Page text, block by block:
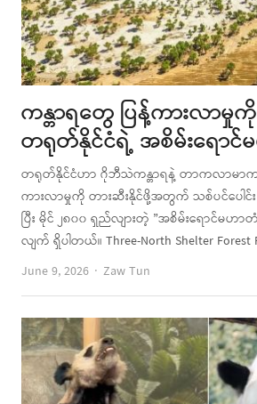
ကန္တာရတွေ ပြန့်ကားလာ
တရုတ်နိုင်ငံရဲ့ အစိမ်းရောင်
တရုတ်နိုင်ငံဟာ ဂိုဘီသဲကန္တာရနဲ့ တာကလာမာက
ကားလာမှုကို တားဆီးနိုင်ဖို့အတွက် သစ်ပင်ပေါင်း ၁
ပြီး မိုင် ၂၈၀၀ ရှည်လျားတဲ့ ”အစိမ်းရောင်မဟ
လျက် ရှိပါတယ်။ Three-North Shelter
June 9, 2026
Author
Zaw Tun